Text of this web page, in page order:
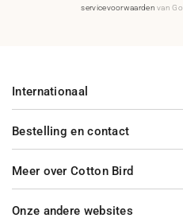
servicevoorwaarden van
Bestelling en contact
Meer over Cotton Bird
Internationaal
Onze andere websites